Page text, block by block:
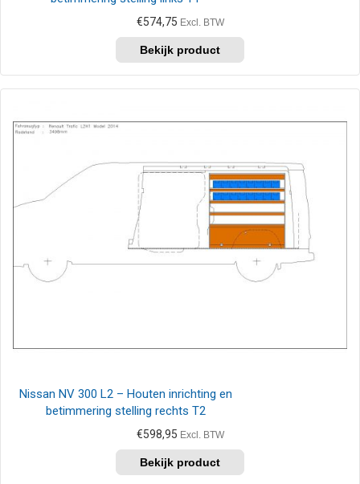
€574,75 Excl. BTW
Nissan NV 300 L2 – Houten inrichting en
betimmering stelling rechts T2
€598,95 Excl. BTW